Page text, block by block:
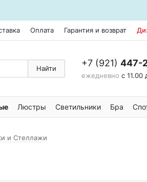
Оплата Гарантия и возврат
Найти +7 (921) 447-
ежедневно с 11.00
Люстры Светильники Бра
и Стеллажи